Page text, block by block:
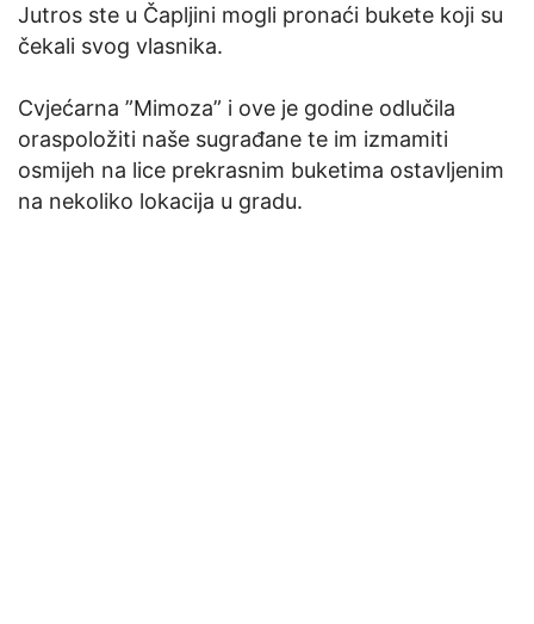
Jutros ste u Čapljini mogli pronaći bukete koji su
čekali svog vlasnika.
Cvjećarna ”Mimoza” i ove je godine odlučila
oraspoložiti naše sugrađane te im izmamiti
osmijeh na lice prekrasnim buketima ostavljenim
na nekoliko lokacija u gradu.